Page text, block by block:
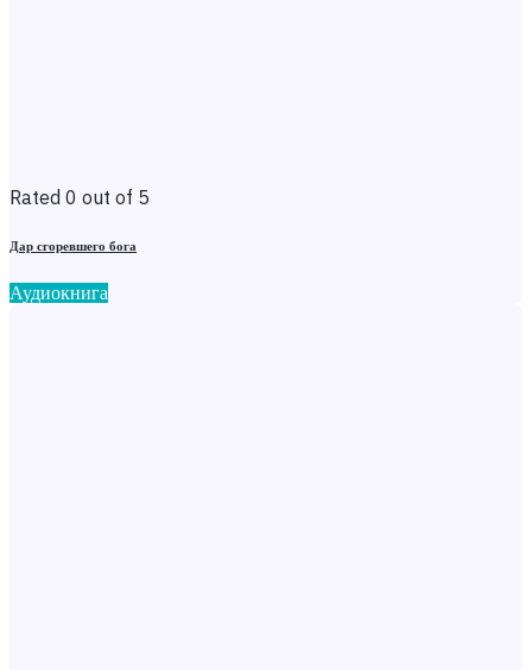
Rated 0 out of 5
Дар сгоревшего бога
Аудиокнига